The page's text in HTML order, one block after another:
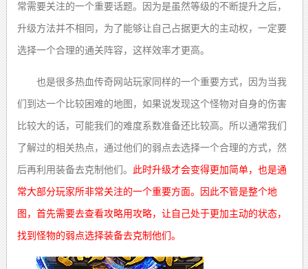
常需要关注的一个重要话题。因为是虽然等级的不断提升之后，
升级方法并不相同，为了能够让自己占据更大的主动权，一定要
选择一个合理的通关阵容，这样效率才更高。
也是很多热血传奇网站玩家同样的一个重要方式，因为当我
们到达一个比较困难的地图，如果说发现这个怪物对自身的伤害
比较大的话，可能我们的难度系数准备还比较高。所以通常我们
了解过的相关热点，通过他们的弱点去选择一个合理的方式，然
后再利用装备去克制他们。 此时升级才会变得更加简单，也是通
常大部分玩家所非常关注的一个重要方面。因此不管是整个地
图，首先需要去查看攻略用攻略，让自己处于更加主动的状态，
找到怪物的弱点选择装备去克制他们。